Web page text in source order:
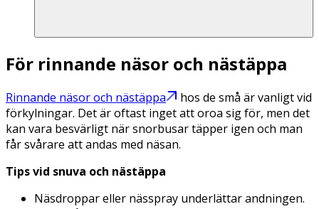
För rinnande näsor och nästäppa
Rinnande näsor och nästäppa
hos de små är vanligt vid
förkylningar. Det är oftast inget att oroa sig för, men det
kan vara besvärligt när snorbusar täpper igen och man
får svårare att andas med näsan.
Tips vid snuva och nästäppa
Näsdroppar eller nässpray underlättar andningen.